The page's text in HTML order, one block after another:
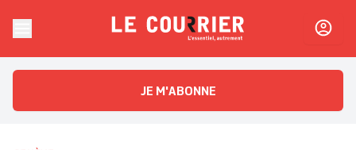
Le CourrierL'essentiel, autrement
JE M'ABONNE